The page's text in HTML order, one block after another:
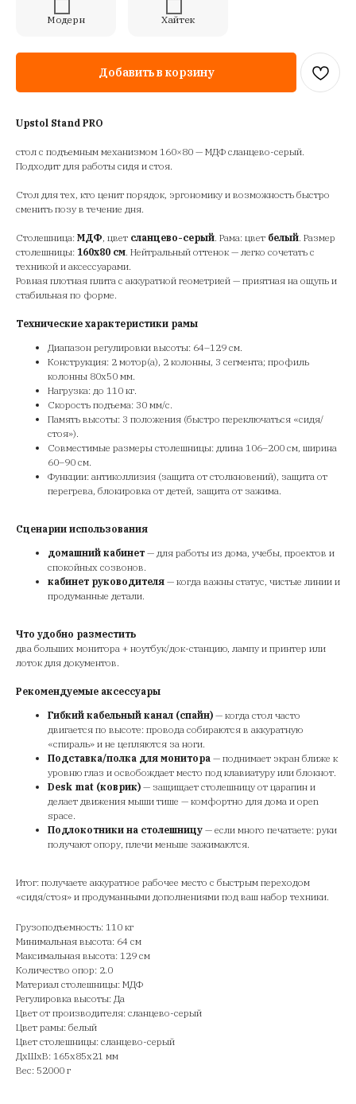
Модерн Хайтек
Добавить в корзину
Upstol Stand PRO
стол с подъемным механизмом 160×80 — МДФ сланцево-серый.
Подходит для работы сидя и стоя.
Стол для тех, кто ценит порядок, эргономику и возможность быстро
сменить позу в течение дня.
Столешница: МДФ, цвет сланцево-серый. Рама: цвет белый. Размер
столешницы: 160х80 см. Нейтральный оттенок — легко сочетать с
техникой и аксессуарами.
Ровная плотная плита с аккуратной геометрией — приятная на ощупь и
стабильная по форме.
Технические характеристики рамы
Диапазон регулировки высоты: 64–129 см.
Конструкция: 2 мотор(а), 2 колонны, 3 сегмента; профиль
колонны 80х50 мм.
Нагрузка: до 110 кг.
Скорость подъема: 30 мм/с.
Память высоты: 3 положения (быстро переключаться «сидя/
стоя»).
Совместимые размеры столешницы: длина 106–200 см, ширина
60–90 см.
Функции: антиколлизия (защита от столкновений), защита от
перегрева, блокировка от детей, защита от зажима.
Сценарии использования
домашний кабинет — для работы из дома, учебы, проектов и
спокойных созвонов.
кабинет руководителя — когда важны статус, чистые линии и
продуманные детали.
Что удобно разместить
два больших монитора + ноутбук/док-станцию, лампу и принтер или
лоток для документов.
Рекомендуемые аксессуары
Гибкий кабельный канал (спайн) — когда стол часто
двигается по высоте: провода собираются в аккуратную
«спираль» и не цепляются за ноги.
Подставка/полка для монитора — поднимает экран ближе к
уровню глаз и освобождает место под клавиатуру или блокнот.
Desk mat (коврик) — защищает столешницу от царапин и
делает движения мыши тише — комфортно для дома и open
space.
Подлокотники на столешницу — если много печатаете: руки
получают опору, плечи меньше зажимаются.
Итог: получаете аккуратное рабочее место с быстрым переходом
«сидя/стоя» и продуманными дополнениями под ваш набор техники.
Грузоподъемность: 110 кг
Минимальная высота: 64 см
Максимальная высота: 129 см
Количество опор: 2.0
Материал столешницы: МДФ
Регулировка высоты: Да
Цвет от производителя: сланцево-серый
Цвет рамы: белый
Цвет столешницы: сланцево-серый
ДxШxВ: 165x85x21 мм
Вес: 52000 г